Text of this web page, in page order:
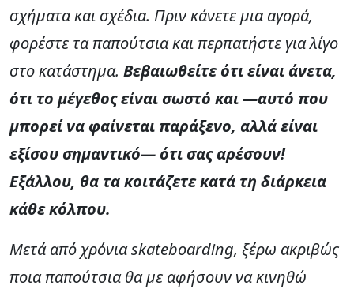
σχήματα και σχέδια. Πριν κάνετε μια αγορά,
φορέστε τα παπούτσια και περπατήστε για λίγο
στο κατάστημα. Βεβαιωθείτε ότι είναι άνετα,
ότι το μέγεθος είναι σωστό και —αυτό που
μπορεί να φαίνεται παράξενο, αλλά είναι
εξίσου σημαντικό— ότι σας αρέσουν!
Εξάλλου, θα τα κοιτάζετε κατά τη διάρκεια
κάθε κόλπου.
Μετά από χρόνια skateboarding, ξέρω ακριβώς
ποια παπούτσια θα με αφήσουν να κινηθώ